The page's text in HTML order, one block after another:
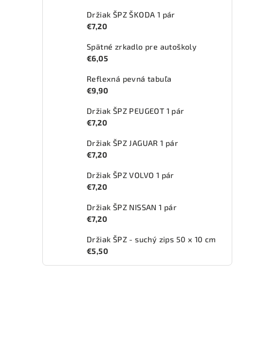
Držiak ŠPZ ŠKODA 1 pár
€7,20
Spätné zrkadlo pre autoškoly
€6,05
Reflexná pevná tabuľa
€9,90
Držiak ŠPZ PEUGEOT 1 pár
€7,20
Držiak ŠPZ JAGUAR 1 pár
€7,20
Držiak ŠPZ VOLVO 1 pár
€7,20
Držiak ŠPZ NISSAN 1 pár
€7,20
Držiak ŠPZ - suchý zips 50 x 10 cm
€5,50